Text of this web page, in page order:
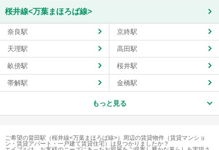
桜井線<万葉まほろば線>
奈良駅 京終駅
天理駅 高田駅
畝傍駅 桜井駅
帯解駅 金橋駅
もっと見る
ご希望の畠田駅（桜井線<万葉まほろば線>）周辺の賃貸物件（賃貸マンショ
ン・賃貸アパート・一戸建て賃貸住宅）は見つかりましたか？